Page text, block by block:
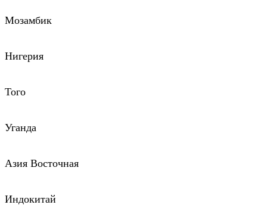
Мозамбик
Нигерия
Того
Уганда
Азия Восточная
Индокитай